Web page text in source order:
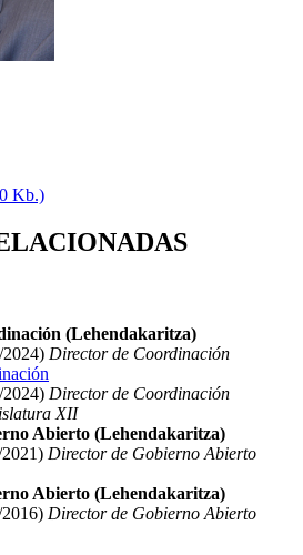
Kb.)
(Lehendakaritza)
Director de Coordinación
Director de Coordinación
XII
Abierto (Lehendakaritza)
Director de Gobierno Abierto
Abierto (Lehendakaritza)
Director de Gobierno Abierto